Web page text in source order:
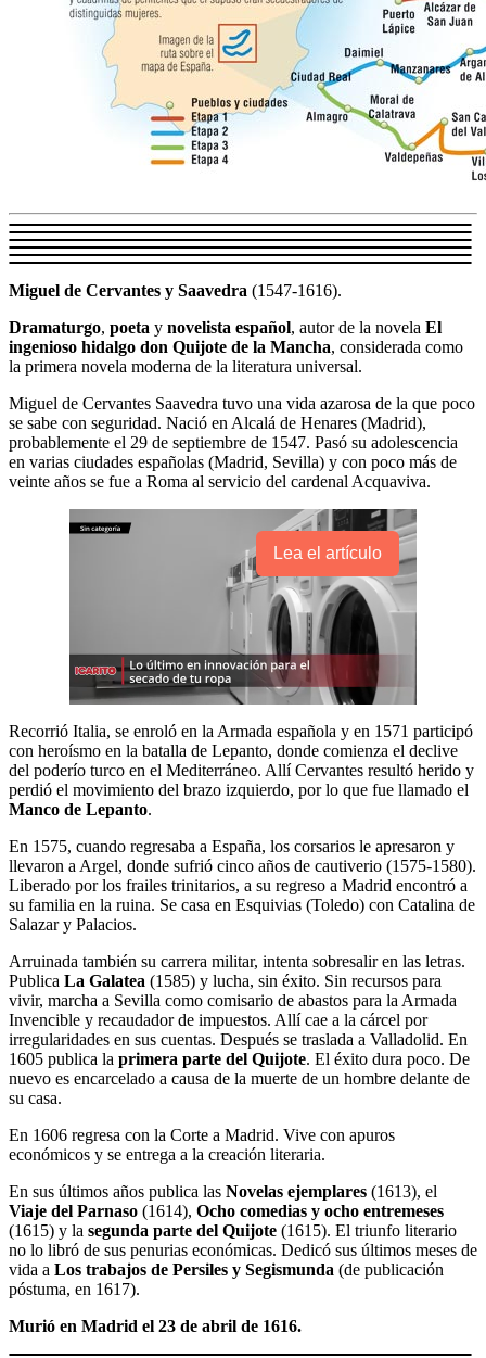
Miguel de Cervantes y Saavedra (1547-1616).
Dramaturgo, poeta y novelista español, autor de la novela El
ingenioso hidalgo don Quijote de la Mancha, considerada como
la primera novela moderna de la literatura universal.
Miguel de Cervantes Saavedra tuvo una vida azarosa de la que poco
se sabe con seguridad. Nació en Alcalá de Henares (Madrid),
probablemente el 29 de septiembre de 1547. Pasó su adolescencia
en varias ciudades españolas (Madrid, Sevilla) y con poco más de
veinte años se fue a Roma al servicio del cardenal Acquaviva.
Lea el artículo
Recorrió Italia, se enroló en la Armada española y en 1571 participó
con heroísmo en la batalla de Lepanto, donde comienza el declive
del poderío turco en el Mediterráneo. Allí Cervantes resultó herido y
perdió el movimiento del brazo izquierdo, por lo que fue llamado el
Manco de Lepanto.
En 1575, cuando regresaba a España, los corsarios le apresaron y
llevaron a Argel, donde sufrió cinco años de cautiverio (1575-1580).
Liberado por los frailes trinitarios, a su regreso a Madrid encontró a
su familia en la ruina. Se casa en Esquivias (Toledo) con Catalina de
Salazar y Palacios.
Arruinada también su carrera militar, intenta sobresalir en las letras.
Publica La Galatea (1585) y lucha, sin éxito. Sin recursos para
vivir, marcha a Sevilla como comisario de abastos para la Armada
Invencible y recaudador de impuestos. Allí cae a la cárcel por
irregularidades en sus cuentas. Después se traslada a Valladolid. En
1605 publica la primera parte del Quijote. El éxito dura poco. De
nuevo es encarcelado a causa de la muerte de un hombre delante de
su casa.
En 1606 regresa con la Corte a Madrid. Vive con apuros
económicos y se entrega a la creación literaria.
En sus últimos años publica las Novelas ejemplares (1613), el
Viaje del Parnaso (1614), Ocho comedias y ocho entremeses
(1615) y la segunda parte del Quijote (1615). El triunfo literario
no lo libró de sus penurias económicas. Dedicó sus últimos meses de
vida a Los trabajos de Persiles y Segismunda (de publicación
póstuma, en 1617).
Murió en Madrid el 23 de abril de 1616.